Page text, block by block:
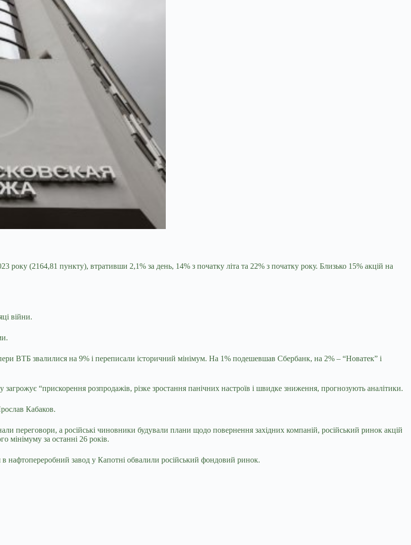
року (2164,81 пункту), втративши 2,1% за день, 14% з початку літа та 22% з початку року. Близько 15% акцій на
війни.
ВТБ звалилися на 9% і переписали історичний мінімум. На 1% подешевшав Сбербанк, на 2% – “Новатек” і
“прискорення розпродажів, різке зростання панічних настроїв і швидке зниження, прогнозують аналітики.
Кабаков.
переговори, а російські чиновники будували плани щодо повернення західних компаній, російський ринок акцій
мінімуму за останні 26 років.
нафтопереробний завод у Капотні обвалили російський фондовий ринок.